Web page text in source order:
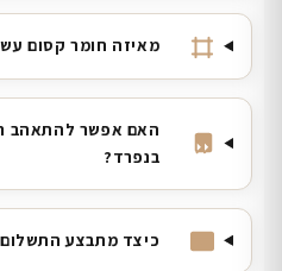
מאיזה חומר קסום
האם אפשר להתאהב
בנפרד?
כיצד מתבצע